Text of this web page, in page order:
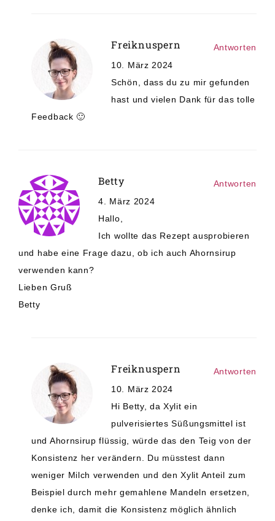
Freiknuspern
10. März 2024
Schön, dass du zu mir gefunden
hast und vielen Dank für das tolle
Feedback 🙂
Antworten
Betty
4. März 2024
Hallo,
Ich wollte das Rezept ausprobieren
und habe eine Frage dazu, ob ich auch Ahornsirup
verwenden kann?
Lieben Gruß
Betty
Antworten
Freiknuspern
10. März 2024
Hi Betty, da Xylit ein
pulverisiertes Süßungsmittel ist
und Ahornsirup flüssig, würde das den Teig von der
Konsistenz her verändern. Du müsstest dann
weniger Milch verwenden und den Xylit Anteil zum
Beispiel durch mehr gemahlene Mandeln ersetzen,
denke ich, damit die Konsistenz möglich ähnlich
Antworten